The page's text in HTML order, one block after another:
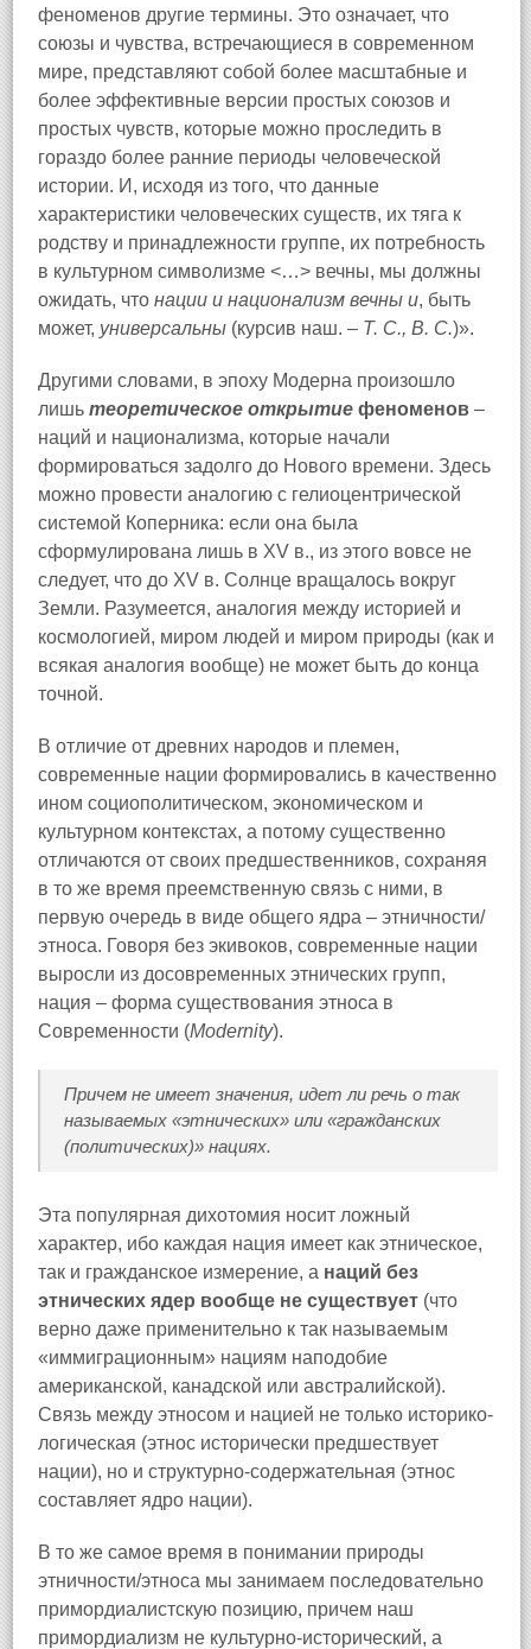
феноменов другие термины. Это означает, что
союзы и чувства, встречающиеся в современном
мире, представляют собой более масштабные и
более эффективные версии простых союзов и
простых чувств, которые можно проследить в
гораздо более ранние периоды человеческой
истории. И, исходя из того, что данные
характеристики человеческих существ, их тяга к
родству и принадлежности группе, их потребность
в культурном символизме <…> вечны, мы должны
ожидать, что нации и национализм вечны и, быть
может, универсальны (курсив наш. – Т. С., В. С.)».
Другими словами, в эпоху Модерна произошло
лишь теоретическое открытие феноменов –
наций и национализма, которые начали
формироваться задолго до Нового времени. Здесь
можно провести аналогию с гелиоцентрической
системой Коперника: если она была
сформулирована лишь в XV в., из этого вовсе не
следует, что до XV в. Солнце вращалось вокруг
Земли. Разумеется, аналогия между историей и
космологией, миром людей и миром природы (как и
всякая аналогия вообще) не может быть до конца
точной.
В отличие от древних народов и племен,
современные нации формировались в качественно
ином социополитическом, экономическом и
культурном контекстах, а потому существенно
отличаются от своих предшественников, сохраняя
в то же время преемственную связь с ними, в
первую очередь в виде общего ядра – этничности/
этноса. Говоря без экивоков, современные нации
выросли из досовременных этнических групп,
нация – форма существования этноса в
Современности (Modernity).
Причем не имеет значения, идет ли речь о так
называемых «этнических» или «гражданских
(политических)» нациях.
Эта популярная дихотомия носит ложный
характер, ибо каждая нация имеет как этническое,
так и гражданское измерение, а наций без
этнических ядер вообще не существует (что
верно даже применительно к так называемым
«иммиграционным» нациям наподобие
американской, канадской или австралийской).
Связь между этносом и нацией не только историко-
логическая (этнос исторически предшествует
нации), но и структурно-содержательная (этнос
составляет ядро нации).
В то же самое время в понимании природы
этничности/этноса мы занимаем последовательно
примордиалистскую позицию, причем наш
примордиализм не культурно-исторический, а